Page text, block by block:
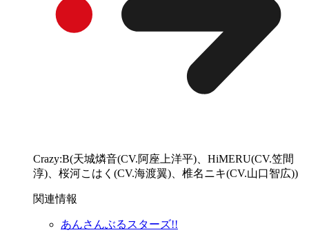
Crazy:B(天城燐音(CV.阿座上洋平)、HiMERU(CV.笠間
淳)、桜河こはく(CV.海渡翼)、椎名ニキ(CV.山口智広))
関連情報
あんさんぶるスターズ!!